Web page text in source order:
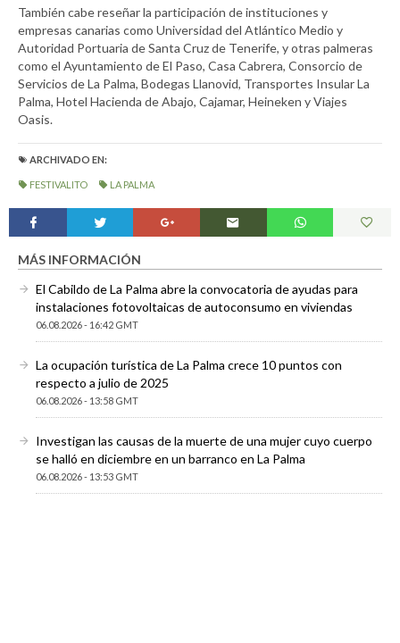
También cabe reseñar la participación de instituciones y
empresas canarias como Universidad del Atlántico Medio y
Autoridad Portuaria de Santa Cruz de Tenerife, y otras palmeras
como el Ayuntamiento de El Paso, Casa Cabrera, Consorcio de
Servicios de La Palma, Bodegas Llanovid, Transportes Insular La
Palma, Hotel Hacienda de Abajo, Cajamar, Heineken y Viajes
Oasis.
ARCHIVADO EN:
FESTIVALITO LA PALMA
MÁS INFORMACIÓN
El Cabildo de La Palma abre la convocatoria de ayudas para
instalaciones fotovoltaicas de autoconsumo en viviendas
06.08.2026 - 16:42 GMT
La ocupación turística de La Palma crece 10 puntos con
respecto a julio de 2025
06.08.2026 - 13:58 GMT
Investigan las causas de la muerte de una mujer cuyo cuerpo
se halló en diciembre en un barranco en La Palma
06.08.2026 - 13:53 GMT